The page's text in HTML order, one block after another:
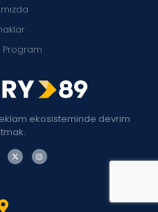
ekosisteminde devrim
Program